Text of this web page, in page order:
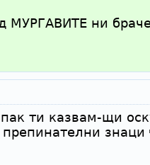
МУРГАВИТЕ ни
ти казвам-щи
знаци